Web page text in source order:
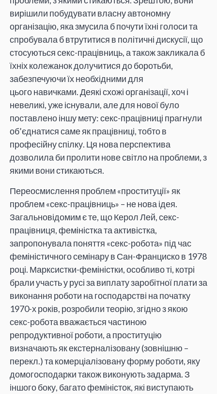
вирішили побудувати власну автономну
організацію, яка змусила б почути їхні голоси та
спробувала б втрутитися в політичні дискусії, що
стосуються секс-працівниць, а також закликала б
їхніх колежанок долучитися до боротьби,
забезпечуючи їх необхідними для
цього навичками. Деякі схожі організації, хоч і
невеликі, уже існували, але для нової було
поставлено іншу мету: секс-працівниці прагнули
об’єднатися саме як працівниці, тобто в
професійну спілку. Ця нова перспектива
дозволила би пролити нове світло на проблеми, з
якими вони стикаються.
Переосмислення проблем «проституції» як
проблем «секс-працівниць» – не нова ідея.
Загальновідомим є те, що Керол Лей, секс-
працівниця, феміністка та активістка,
запропонувала поняття «секс-робота» під час
феміністичного семінару в Сан-Франциско в 1978
році. Марксистки-феміністки, особливо ті, котрі
брали участь у русі за виплату заробітної плати за
виконання роботи на господарстві на початку
1970-х років, розробили теорію, згідно з якою
секс-робота вважається частиною
репродуктивної роботи, а проституцію
визначають як екстерналізовану (зовнішню –
перекл.) та комерціалізовану форму роботи, яку
домогосподарки також виконують задарма. З
іншого боку, багато феміністок, які виступають